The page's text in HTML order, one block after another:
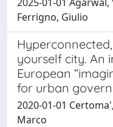
Ferrigno, Giulio
yourself city. An
European
for urban
2020-01-01
Marco